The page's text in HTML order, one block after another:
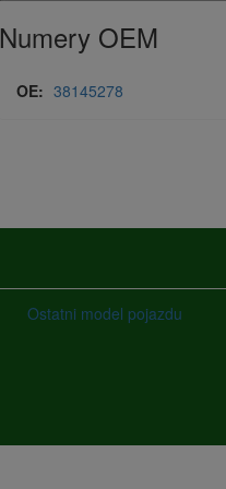
Numery OEM
OE: 38145278
Ostatni model pojazdu